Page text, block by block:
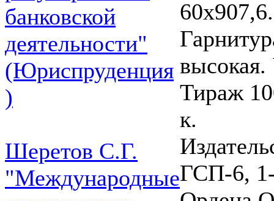
банковской
деятельности"
(Юриспруденция
)
Шеретов С.Г.
"Международные
Тираж
к.
ГСП-6,